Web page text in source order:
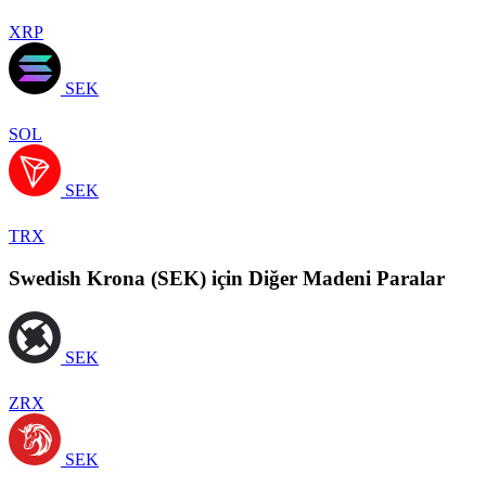
XRP
SEK
SOL
SEK
TRX
Swedish Krona (SEK) için Diğer Madeni Paralar
SEK
ZRX
SEK